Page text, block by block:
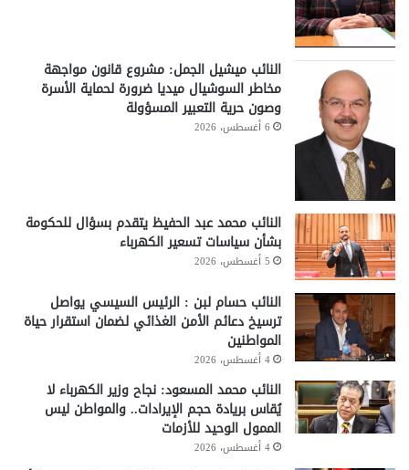
النائب ميشيل الجمل: مشروع قانون مواجهة
مخاطر السوشيال ميديا ضرورة لحماية الأسرة
وصون حرية التعبير المسؤولة
6 أغسطس، 2026
النائب محمد عبد الحفيظ يتقدم بسؤال للحكومة
بشأن سياسات تسعير الكهرباء
5 أغسطس، 2026
النائب حسام لبن : الرئيس السيسي يواصل
ترسيخ دعائم الأمن الغذائي لضمان استقرار حياة
المواطنين
4 أغسطس، 2026
النائب محمد المسعود: نجاح وزير الكهرباء لا
يُقاس بريادة حجم الإيرادات.. والمواطن ليس
الممول الوحيد للأزمات
4 أغسطس، 2026